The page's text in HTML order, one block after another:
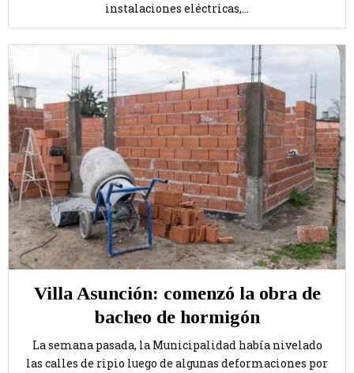
instalaciones eléctricas,...
Villa Asunción: comenzó la obra de
bacheo de hormigón
La semana pasada, la Municipalidad había nivelado
las calles de ripio luego de algunas deformaciones por